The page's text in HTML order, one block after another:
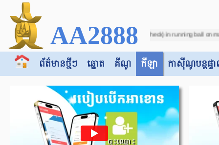
AA2888
- Due to incorrect score (VAR Check) in running ball on match between
ព័ត៌មានថ្មីៗ ឆ្នោត គីណូ កីឡា កាស៊ី​​ណូបន្តផ្ទ